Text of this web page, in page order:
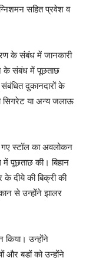
सहित प्रवेश व
के संबंध में जानकारी
के संबंध में पूछताछ
दुकानदारों के
सिगरेट या अन्य जलाऊ
गए स्टॉल का अवलोकन
पूछताछ की। बिहान
के दीये की बिक्री की
से उन्होंने झालर
किया। उन्होंने
और बड़ों को उन्होंने